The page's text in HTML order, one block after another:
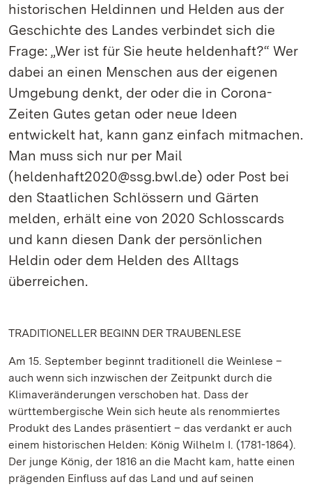
historischen Heldinnen und Helden aus der
Geschichte des Landes verbindet sich die
Frage: „Wer ist für Sie heute heldenhaft?“ Wer
dabei an einen Menschen aus der eigenen
Umgebung denkt, der oder die in Corona-
Zeiten Gutes getan oder neue Ideen
entwickelt hat, kann ganz einfach mitmachen.
Man muss sich nur per Mail
(heldenhaft2020@ssg.bwl.de) oder Post bei
den Staatlichen Schlössern und Gärten
melden, erhält eine von 2020 Schlosscards
und kann diesen Dank der persönlichen
Heldin oder dem Helden des Alltags
überreichen.
TRADITIONELLER BEGINN DER TRAUBENLESE
Am 15. September beginnt traditionell die Weinlese –
auch wenn sich inzwischen der Zeitpunkt durch die
Klimaveränderungen verschoben hat. Dass der
württembergische Wein sich heute als renommiertes
Produkt des Landes präsentiert – das verdankt er auch
einem historischen Helden: König Wilhelm I. (1781-1864).
Der junge König, der 1816 an die Macht kam, hatte einen
prägenden Einfluss auf das Land und auf seinen